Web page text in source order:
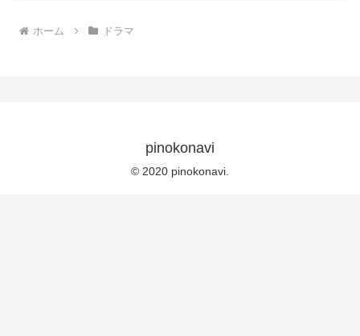
ホーム ドラマ
pinokonavi
© 2020 pinokonavi.